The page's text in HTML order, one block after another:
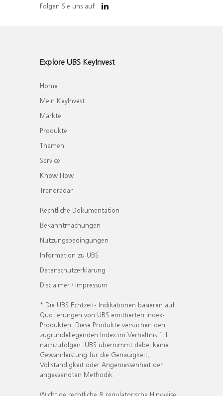
Folgen Sie uns auf
Explore UBS KeyInvest
Home
Mein KeyInvest
Märkte
Produkte
Themen
Service
Know How
Trendradar
Rechtliche Dokumentation
Bekanntmachungen
Nutzungsbedingungen
Information zu UBS
Datenschutzerklärung
Disclaimer / Impressum
* Die UBS Echtzeit- Indikationen basieren auf
Quotierungen von UBS emittierten Index-
Produkten. Diese Produkte versuchen den
zugrundeliegenden Index im Verhältnis 1:1
nachzufolgen. UBS übernimmt dabei keine
Gewährleistung für die Genauigkeit,
Vollständigkeit oder Angemessenheit der
angewandten Methodik.